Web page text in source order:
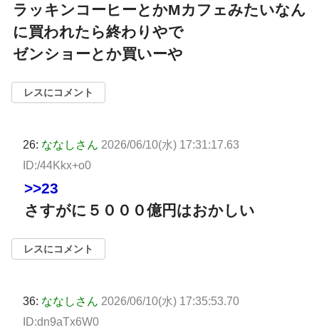
ラッキンコーヒーとかМカフェみたいなん
に買われたら終わりやで
ゼンショーとか買いーや
レスにコメント
26: ななしさん 2026/06/10(水) 17:31:17.63
ID:/44Kkx+o0
>>23
さすがに５０００億円はおかしい
レスにコメント
36: ななしさん 2026/06/10(水) 17:35:53.70
ID:dn9aTx6W0